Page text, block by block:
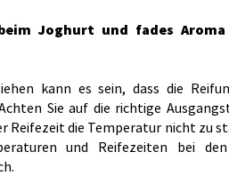
beim Joghurt und fades
kann es sein, dass die
Sie auf die richtige
Reifezeit die Temperatur nicht zu
und Reifezeiten bei